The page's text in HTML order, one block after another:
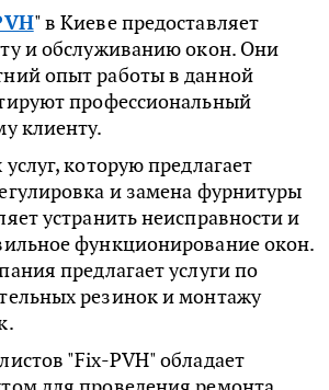
" в Киеве предоставляет
и обслуживанию окон. Они
опыт работы в данной
профессиональный
клиенту.
которую предлагает
и замена фурнитуры
устранить неисправности и
функционирование окон.
предлагает услуги по
резинок и монтажу
"Fix-PVH" обладает